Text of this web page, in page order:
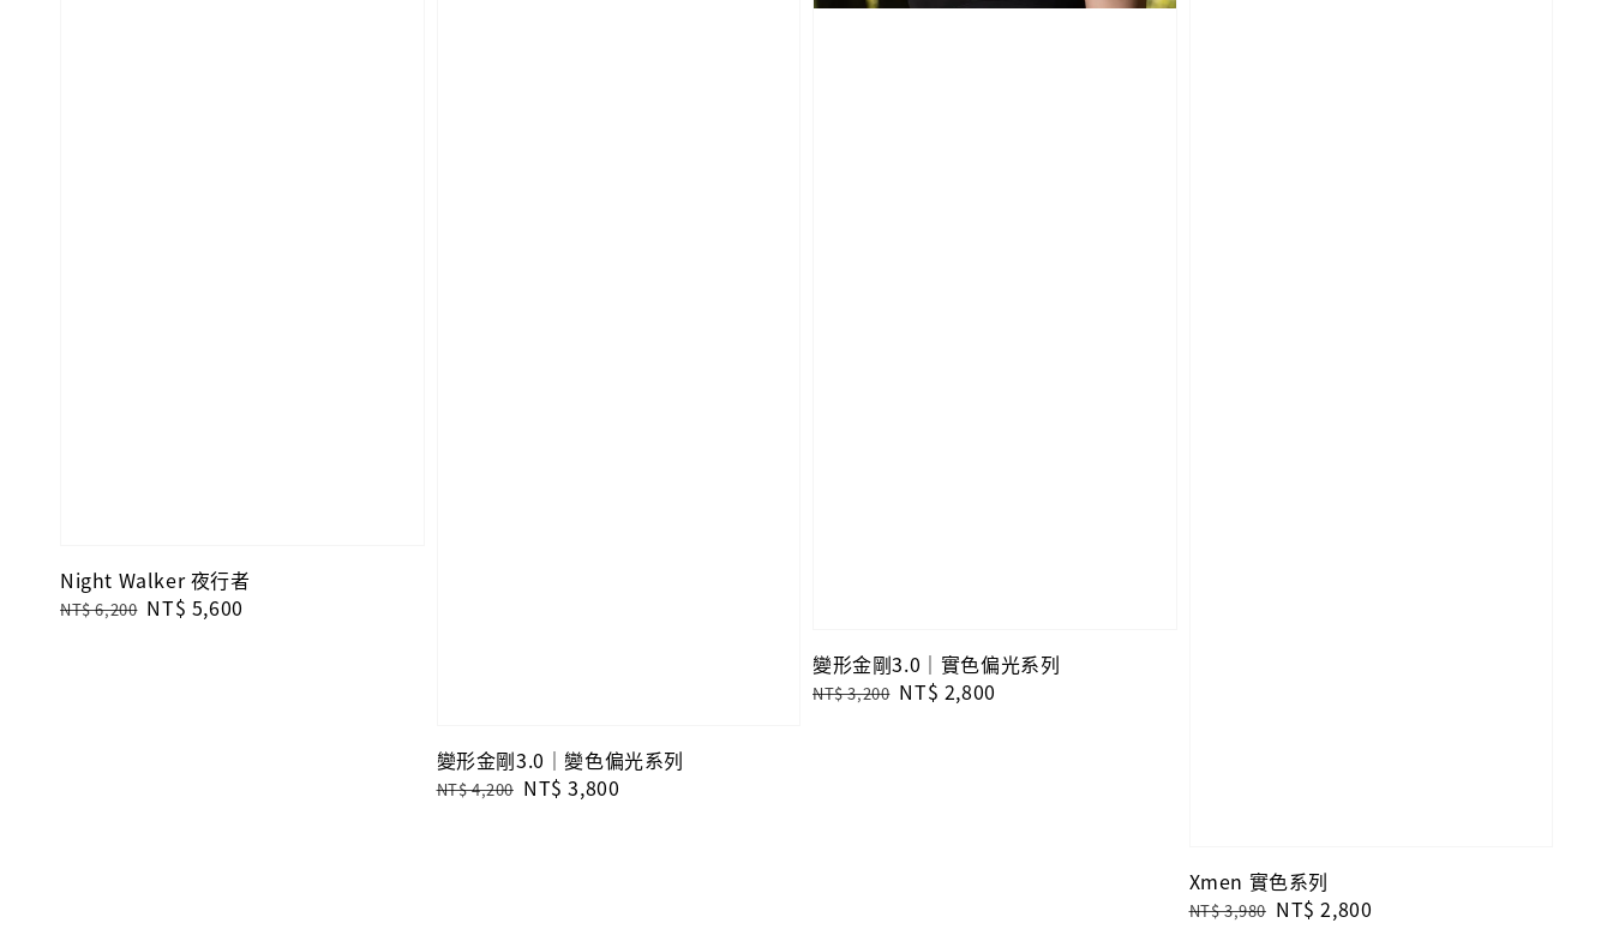
Night Walker 夜行者
Regular
NT$ 6,200 Sale
NT$ 5,600
變形金剛3.0｜變色偏光系列
Regular
NT$ 4,200 Sale
NT$ 3,800
變形金剛3.0｜實色偏光系列
Regular
NT$ 3,200 Sale
NT$ 2,800
Xmen 實色系列
Regular
NT$ 3,980 Sale
NT$ 2,800